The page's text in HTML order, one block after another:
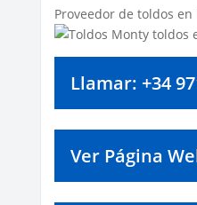
Proveedor de toldos
Llamar: +34
Ver Página